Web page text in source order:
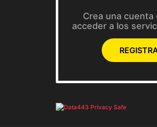
Crea una cuenta
acceder a los